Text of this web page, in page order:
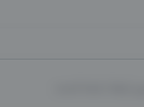
ایجاد شده است.